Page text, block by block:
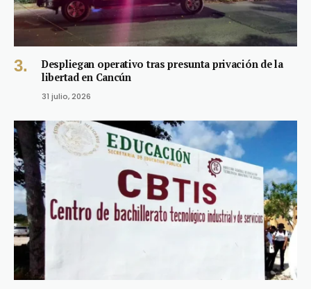
Despliegan operativo tras presunta privación de la
libertad en Cancún
31 julio, 2026